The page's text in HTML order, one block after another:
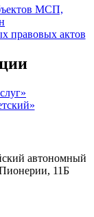
МСП,
правовых актов
автономный
11Б